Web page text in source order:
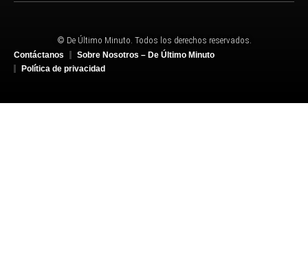
© De Último Minuto. Todos los derechos reservados.
Contáctanos
Sobre Nosotros – De Último Minuto
Política de privacidad